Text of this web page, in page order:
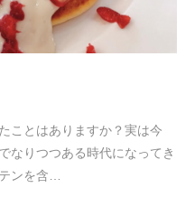
ことはありますか？実は今
なりつつある時代になってき
ンを含…